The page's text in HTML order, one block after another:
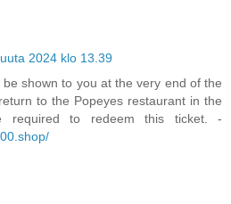
2024 klo 13.39
be shown to you at the very end of the
to the Popeyes restaurant in the
required to redeem this ticket. -